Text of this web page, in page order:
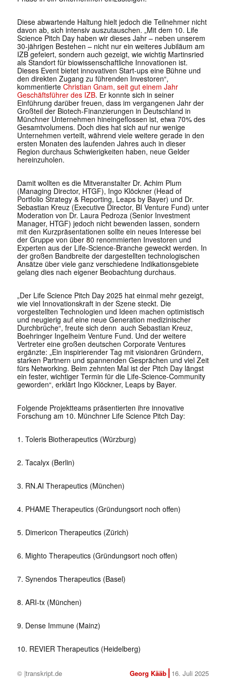
Diese abwartende Haltung hielt jedoch die Teilnehmer nicht
davon ab, sich intensiv auszutauschen. „Mit dem 10. Life
Science Pitch Day haben wir dieses Jahr – neben unserem
30-jährigen Bestehen – nicht nur ein weiteres Jubiläum am
IZB gefeiert, sondern auch gezeigt, wie wichtig Martinsried
als Standort für biowissenschaftliche Innovationen ist.
Dieses Event bietet innovativen Start-ups eine Bühne und
den direkten Zugang zu führenden Investoren“,
kommentierte Christian Gnam, seit gut einem Jahr
Geschäftsführer des IZB. Er konnte sich in seiner
Einführung darüber freuen, dass im vergangenen Jahr der
Großteil der Biotech-Finanzierungen in Deutschland in
Münchner Unternehmen hineingeflossen ist, etwa 70% des
Gesamtvolumens. Doch dies hat sich auf nur wenige
Unternehmen verteilt, während viele weitere gerade in den
ersten Monaten des laufenden Jahres auch in dieser
Region durchaus Schwierigkeiten haben, neue Gelder
hereinzuholen.
Damit wollten es die Mitveranstalter Dr. Achim Plum
(Managing Director, HTGF), Ingo Klöckner (Head of
Portfolio Strategy & Reporting, Leaps by Bayer) und Dr.
Sebastian Kreuz (Executive Director, BI Venture Fund) unter
Moderation von Dr. Laura Pedroza (Senior Investment
Manager, HTGF) jedoch nicht bewenden lassen, sondern
mit den Kurzpräsentationen sollte ein neues Interesse bei
der Gruppe von über 80 renommierten Investoren und
Experten aus der Life-Science-Branche geweckt werden. In
der großen Bandbreite der dargestellten technologischen
Ansätze über viele ganz verschiedene Indikationsgebiete
gelang dies nach eigener Beobachtung durchaus.
„Der Life Science Pitch Day 2025 hat einmal mehr gezeigt,
wie viel Innovationskraft in der Szene steckt. Die
vorgestellten Technologien und Ideen machen optimistisch
und neugierig auf eine neue Generation medizinischer
Durchbrüche“, freute sich denn auch Sebastian Kreuz,
Boehringer Ingelheim Venture Fund. Und der weitere
Vertreter eine großen deutschen Corporate Ventures
ergänzte: „Ein inspirierender Tag mit visionären Gründern,
starken Partnern und spannenden Gesprächen und viel Zeit
fürs Networking. Beim zehnten Mal ist der Pitch Day längst
ein fester, wichtiger Termin für die Life-Science-Community
geworden“, erklärt Ingo Klöckner, Leaps by Bayer.
Folgende Projektteams präsentierten ihre innovative
Forschung am 10. Münchner Life Science Pitch Day:
1. Toleris Biotherapeutics (Würzburg)
2. Tacalyx (Berlin)
3. RN.AI Therapeutics (München)
4. PHAME Therapeutics (Gründungsort noch offen)
5. Dimericon Therapeutics (Zürich)
6. Mighto Therapeutics (Gründungsort noch offen)
7. Synendos Therapeutics (Basel)
8. ARI-tx (München)
9. Dense Immune (Mainz)
10. REVIER Therapeutics (Heidelberg)
© |transkript.de Georg Kääb 16. Juli 2025